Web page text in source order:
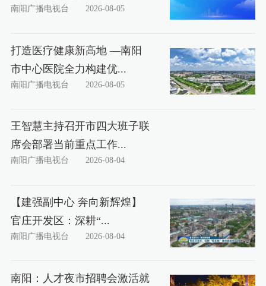
南阳广播电视台 2026-08-05
打造医疗健康新高地 —南阳
市中心医院全力构建优...
南阳广播电视台 2026-08-05
王智慧主持召开市四大班子联
席会部署当前重点工作...
南阳广播电视台 2026-08-04
【建强副中心 奔向新辉煌】
官庄开发区：深耕“...
南阳广播电视台 2026-08-04
南阳：人才夜市招聘会激活就